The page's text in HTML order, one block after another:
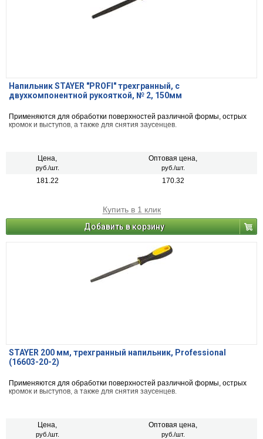
Напильник STAYER "PROFI" трехгранный, с
двухкомпонентной рукояткой, № 2, 150мм
Применяются для обработки поверхностей различной формы, острых
кромок и выступов, а также для снятия заусенцев.
Цена,
руб./шт.
Оптовая цена,
руб./шт.
181.22 170.32
Купить в 1 клик
Добавить в корзину
STAYER 200 мм, трехгранный напильник, Professional
(16603-20-2)
Применяются для обработки поверхностей различной формы, острых
кромок и выступов, а также для снятия заусенцев.
Цена,
руб./шт.
Оптовая цена,
руб./шт.